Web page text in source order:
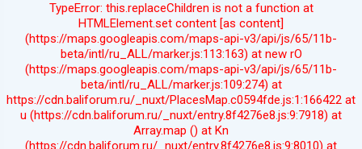
TypeError: this.replaceChildren is not a function at
HTMLElement.set content [as content]
(https://maps.googleapis.com/maps-api-v3/api/js/65/11b-
beta/intl/ru_ALL/marker.js:113:163) at new rO
(https://maps.googleapis.com/maps-api-v3/api/js/65/11b-
beta/intl/ru_ALL/marker.js:109:274) at
https://cdn.baliforum.ru/_nuxt/PlacesMap.c0594fde.js:1:166422 at
u (https://cdn.baliforum.ru/_nuxt/entry.8f4276e8.js:9:7918) at
Array.map () at Kn
(https://cdn.baliforum.ru/_nuxt/entry.8f4276e8.js:9:8010) at